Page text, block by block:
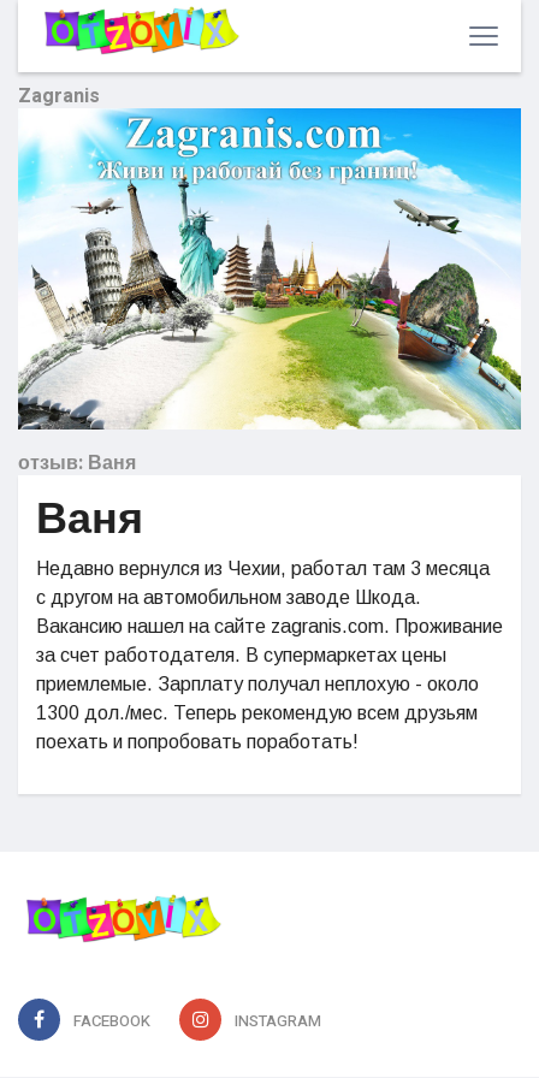
Zagranis
отзыв: Ваня
Ваня
Недавно вернулся из Чехии, работал там 3 месяца
с другом на автомобильном заводе Шкода.
Вакансию нашел на сайте zagranis.com. Проживание
за счет работодателя. В супермаркетах цены
приемлемые. Зарплату получал неплохую - около
1300 дол./мес. Теперь рекомендую всем друзьям
поехать и попробовать поработать!
FACEBOOK INSTAGRAM